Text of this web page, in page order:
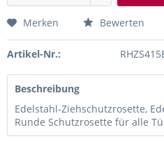
Merken Bewerten
Artikel-Nr.:
Beschreibung
Edelstahl-Ziehschutzrosette,
Runde Schutzrosette für alle